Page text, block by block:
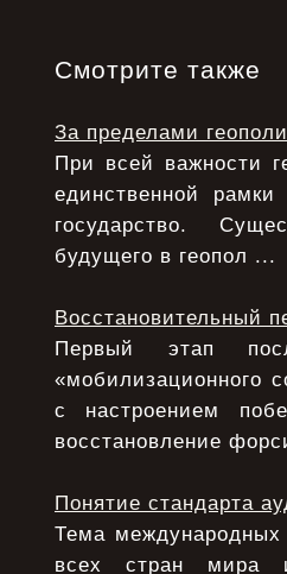
Смотрите также
За пределами
При всей важности
единственной
государство.
будущего в геопол ...
Восстановительный
Первый этап
«мобилизационного
с настроением
восстановление
Понятие стандарта
Тема международных
всех стран мира